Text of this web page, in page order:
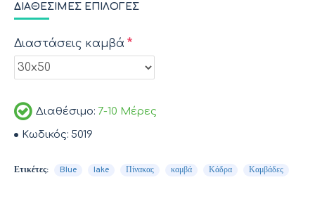
Διαθέσιμο: 7-10 Μέρες
Κωδικός: 5019
ΔΙΑΘΈΣΙΜΕΣ ΕΠΙΛΟΓΈΣ
Διαστάσεις καμβά
Ετικέτες: Blue lake Πίνακας καμβά Κάδρα Καμβάδες